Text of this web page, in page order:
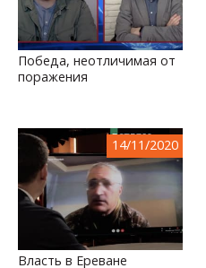
Победа, неотличимая от
поражения
14/11/2020
Власть в Ереване